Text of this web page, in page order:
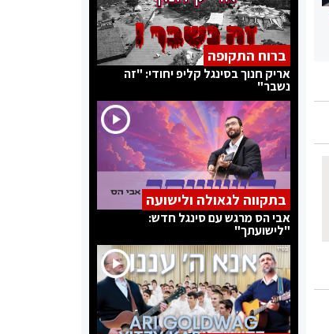
ברוח התקופה
אריק חנוך בסינגל קליפ יחודי: "זה
נשבר"
בתקווה לגאולה ולישועה
אבי הס מרגש עם סינגל חדש:
"לישועתך"